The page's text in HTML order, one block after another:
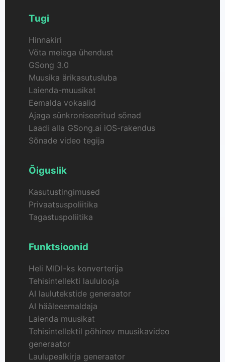
Tugi
Hinnakiri
Võta meiega ühendust
GSong 3.0
Muusika ärikasutusluba
Laienda-muusikat
Eemalda vokaalid
Ajaga sünkroniseeritud sõnad
Laadi alla GSong.ai iOS-rakendus
Sõnade video tegija
Õiguslik
Kasutustingimused
Privaatsuspoliitika
Tagastuspoliitika
Funktsioonid
Heli MIDI-ks konverterija
Tehisintellekti laululooja
AI laulutekstide generaator
AI hääleeemaldaja
Laienda muusikat
Tehisintellektil põhinev muusikavideo
generaator
Laulupealkirja generaator